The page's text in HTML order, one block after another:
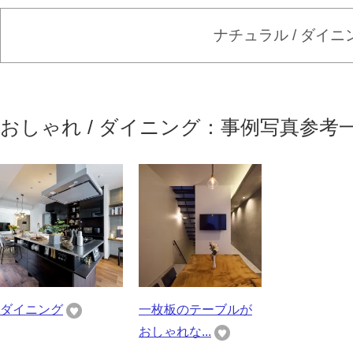
ナチュラル / ダイニ
おしゃれ / ダイニング：事例写真参考
ダイニング
一枚板のテーブルが
おしゃれな...